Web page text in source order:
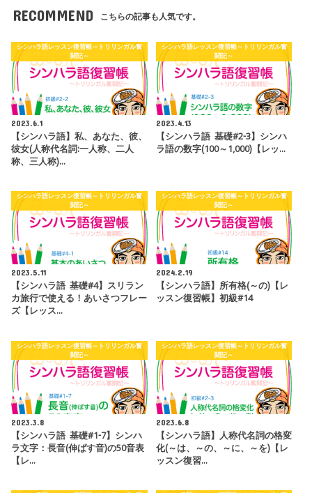
RECOMMEND こちらの記事も人気です。
シンハラ語レッスン復習帳～トリリンガル奮
闘記～
2023.6.1
【シンハラ語】私、あなた、彼、
彼女(人称代名詞:一人称、二人
称、三人称)…
シンハラ語レッスン復習帳～トリリンガル奮
闘記～
2023.4.13
【シンハラ語 基礎#2-3】シンハ
ラ語の数字(100～1,000)【レッ…
シンハラ語レッスン復習帳～トリリンガル奮
闘記～
2023.5.11
【シンハラ語 基礎#4】スリラン
カ旅行で使える！あいさつフレー
ズ【レッス…
シンハラ語レッスン復習帳～トリリンガル奮
闘記～
2024.2.19
【シンハラ語】所有格(～の)【レ
ッスン復習帳】初級#14
シンハラ語レッスン復習帳～トリリンガル奮
闘記～
2023.3.8
【シンハラ語 基礎#1-7】シンハ
ラ文字：長音(伸ばす音)の50音表
【レ…
シンハラ語レッスン復習帳～トリリンガル奮
闘記～
2023.6.8
【シンハラ語】人称代名詞の格変
化(～は、～の、～に、～を)【レ
ッスン復習…